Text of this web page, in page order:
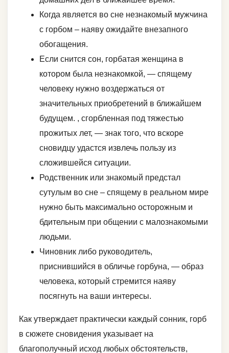
Когда является во сне незнакомый мужчина
с горбом – наяву ожидайте внезапного
обогащения.
Если снится сон, горбатая женщина в
котором была незнакомкой, — спящему
человеку нужно воздержаться от
значительных приобретений в ближайшем
будущем. , сгорбленная под тяжестью
прожитых лет, — знак того, что вскоре
сновидцу удастся извлечь пользу из
сложившейся ситуации.
Родственник или знакомый предстал
сутулым во сне – спящему в реальном мире
нужно быть максимально осторожным и
бдительным при общении с малознакомыми
людьми.
Чиновник либо руководитель,
приснившийся в обличье горбуна, — образ
человека, который стремится наяву
посягнуть на ваши интересы.
Как утверждает практически каждый сонник, горб
в сюжете сновидения указывает на
благополучный исход любых обстоятельств,